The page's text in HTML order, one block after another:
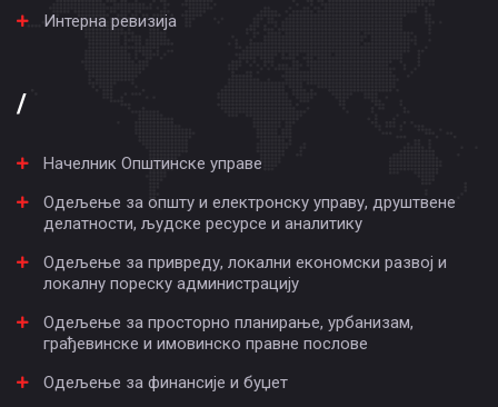
Интерна ревизија
/
Начелник Општинске управе
Одељење за општу и електронску управу, друштвене
делатности, људске ресурсе и аналитику
Одељење за привреду, локални економски развој и
локалну пореску администрацију
Одељење за просторно планирање, урбанизам,
грађевинске и имовинско правне послове
Одељење за финансије и буџет